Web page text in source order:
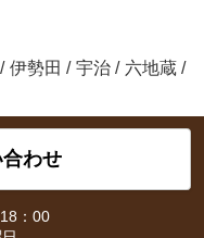
/ 伊勢田 / 宇治 / 六地蔵 /
わせ
：00